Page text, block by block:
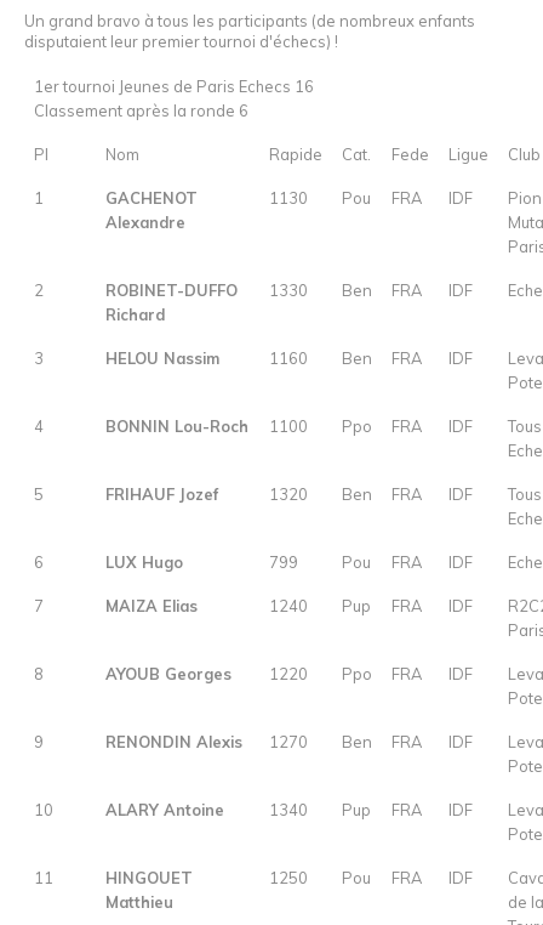
Un grand bravo à tous les participants (de nombreux enfants
disputaient leur premier tournoi d'échecs) !
1er tournoi Jeunes de Paris Echecs 16
Classement après la ronde 6
Pl Nom Rapide Cat. Fede Ligue Club
1
GACHENOT
Alexandre
1130 Pou FRA IDF
Pion
2
ROBINET-DUFFO
Richard
1330 Ben FRA IDF
3 HELOU Nassim 1160 Ben FRA IDF
4 BONNIN Lou-Roch 1100 Ppo FRA IDF
5 FRIHAUF Jozef 1320 Ben FRA IDF
6 LUX Hugo 799 Pou FRA IDF
7 MAIZA Elias 1240 Pup FRA IDF
8 AYOUB Georges 1220 Ppo FRA IDF
9 RENONDIN Alexis 1270 Ben FRA IDF
10 ALARY Antoine 1340 Pup FRA IDF
11
HINGOUET
Matthieu
1250 Pou FRA IDF
de la